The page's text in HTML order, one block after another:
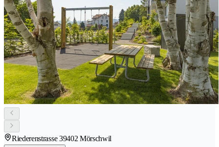
Riederenstrasse 39402 Mörschwil